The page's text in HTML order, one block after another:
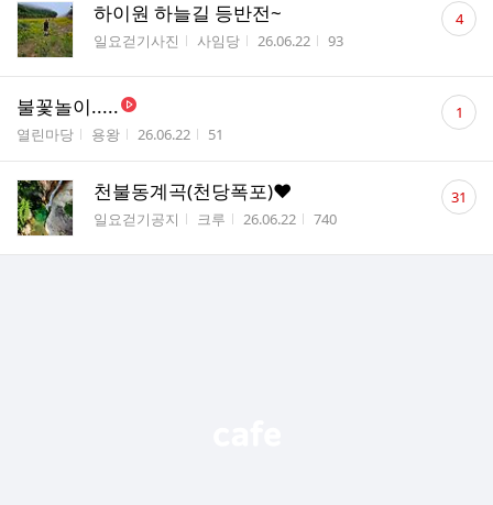
하이원 하늘길 등반전~
게시판명
일요걷기사진 작성자
사임당 작성시간
26.06.22 조회수
93
댓
글 4
불꽃놀이.....
게시판명
열린마당 작성자
용왕 작성시간
26.06.22 조회수
51
댓
글 1
천불동계곡(천당폭포)❤️
게시판명
일요걷기공지 작성자
크루 작성시간
26.06.22 조회수
740
댓
글31